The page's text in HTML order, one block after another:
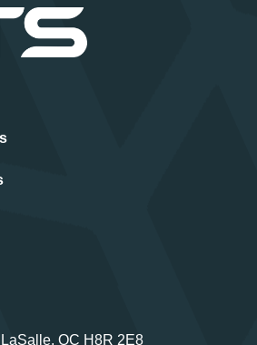
QC H8R 2E8